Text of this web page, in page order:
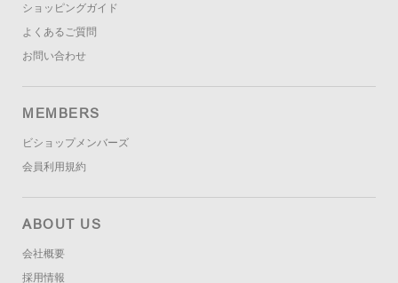
ショッピングガイド
よくあるご質問
お問い合わせ
MEMBERS
ビショップメンバーズ
会員利用規約
ABOUT US
会社概要
採用情報